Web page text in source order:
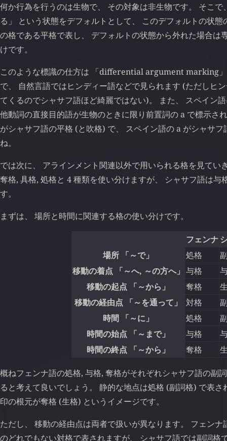
何か行為を行うのは生物で、 その対象は非生物です。 そこで
る」 という状態をデフォルトとして、 このデフォルトの状
の格である平格で表し、 デフォルトの状態から外れた場合は
けです。
このような標識の仕方は 「differential argument marking」
で、 自然言語ではヒンディー語などで見られます (ただしヒ
てくるのでシャサフ語ほど綺麗ではない)。 また、 スペイン
他動詞の直接目的語が生物のときに限り前置詞の a で標示さ
がシャサフ語の平格 (と吹格) で、 スペイン語の a がシャサ
ね。
では次に、 アラインメント関連以外で用いられる格を見てい
奪格, 具格, 処格と 4 種類を使い分けますが、 シャサフ語は与
す。
まずは、 場所と時間に関連する格の使い分けです。
フェンナ
場所 「～で」
処格
移動の着点 「～へ, ～の方へ」 与格
移動の起点 「～から」
奪格
移動の経由点 「～を通って」
対格
時間 「～に」
処格
時間の始点 「～まで」
与格
時間の終点 「～から」
奪格
概ねフェンナ語の処格, 与格, 奪格がそれぞれシャサフ語の副
ると考えて良いでしょう。 静的な地点は処格 (副詞格) で表
印の根元が奪格 (生格) というイメージです。
ただし、 移動の経由点は両者で扱いが異なります。 フェン
のどれでもない対格で表されますが、 シャサフ語では副詞格